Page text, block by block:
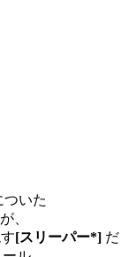
ついた
が、
[スリーパー*] だ